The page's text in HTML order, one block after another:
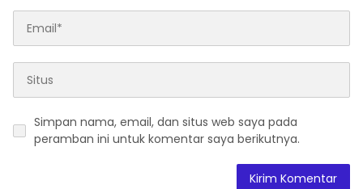
Simpan nama, email, dan situs web saya pada
peramban ini untuk komentar saya berikutnya.